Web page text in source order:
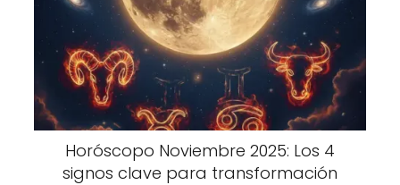
Horóscopo Noviembre 2025: Los 4
signos clave para transformación